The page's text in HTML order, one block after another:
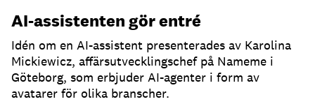
AI-assistenten gör entré
Idén om en AI-assistent presenterades av Karolina
Mickiewicz, affärsutvecklingschef på Nameme i
Göteborg, som erbjuder AI-agenter i form av
avatarer för olika branscher.